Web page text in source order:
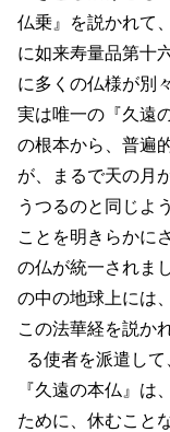
仏乗』を説かれて
に如来寿量品第十
に多くの仏様が別
実は唯一の『久遠
の根本から、普遍
が、まるで天の月
うつるのと同じよ
ことを明きらかに
の仏が統一されま
の中の地球上には
この法華経を説か
る使者を派遣し
『久遠の本仏』は
ために、休むこと